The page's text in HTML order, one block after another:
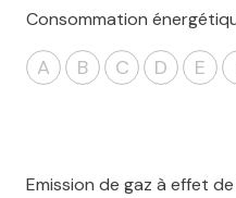
Consommation
A B C D E
Emission de gaz à effet